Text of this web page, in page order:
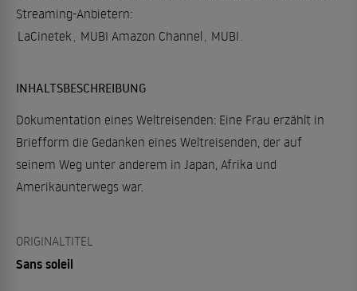
Streaming-Anbietern:
LaCinetek
MUBI Amazon Channel MUBI
INHALTSBESCHREIBUNG
Dokumentation eines Weltreisenden: Eine Frau erzählt in
Briefform die Gedanken eines Weltreisenden, der auf
seinem Weg unter anderem in Japan, Afrika und
Amerikaunterwegs war.
ORIGINALTITEL
Sans soleil